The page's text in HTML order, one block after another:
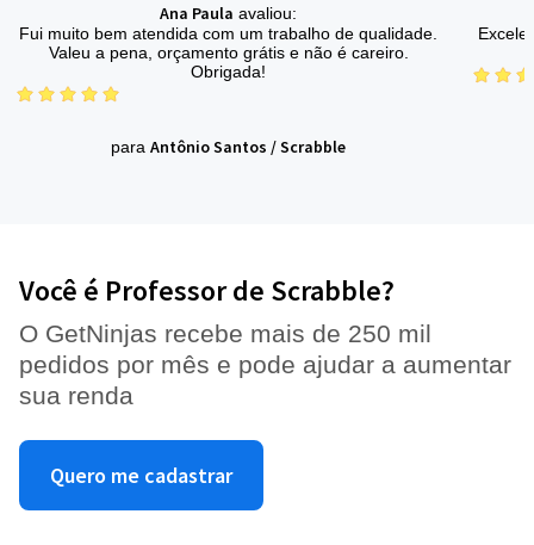
Ana Paula avaliou:
Fui muito bem atendida com um trabalho de qualidade.
Valeu a pena, orçamento grátis e não é careiro.
Obrigada!
para Antônio Santos /Scrabble
Você é Professor de Scrabble?
O GetNinjas recebe mais de 250 mil
pedidos por mês e pode ajudar a aumentar
sua renda
Quero me cadastrar